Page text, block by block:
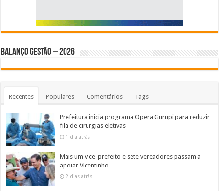
BALANÇO GESTÃO – 2026
Recentes Populares Comentários Tags
Prefeitura inicia programa Opera Gurupi para reduzir
fila de cirurgias eletivas
1 dia atrás
Mais um vice-prefeito e sete vereadores passam a
apoiar Vicentinho
2 dias atrás